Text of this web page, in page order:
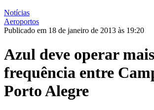
Notícias
Aeroportos
Publicado em 18 de janeiro de 2013 às 19:20
Azul deve operar
frequência entre
Porto Alegre